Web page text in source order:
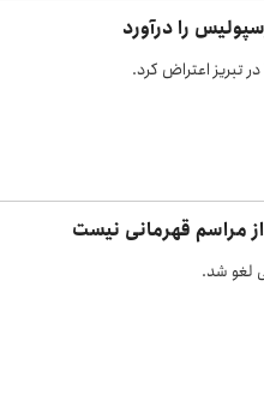
را درآورد
تبریز اعتراض کرد.
مراسم قهرمانی نیست
لغو شد.